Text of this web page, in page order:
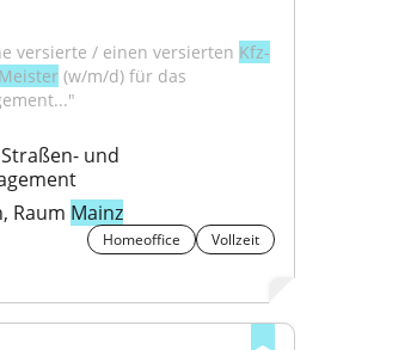
versierte / einen versierten Kfz-
(w/m/d) für das
und
Raum Mainz
Homeoffice Vollzeit